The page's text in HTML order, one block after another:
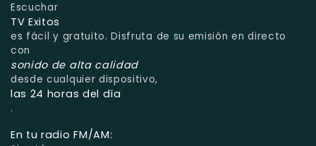
Escuchar
TV Exitos
es fácil y gratuito. Disfruta de su emisión en directo
con
sonido de alta calidad
desde cualquier dispositivo,
las 24 horas del día
.
En tu radio FM/AM: